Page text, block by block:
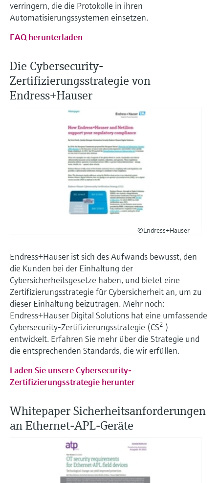
verringern, die die Protokolle in ihren
Automatisierungssystemen einsetzen.
FAQ herunterladen
Die Cybersecurity-
Zertifizierungsstrategie von
Endress+Hauser
©Endress+Hauser
Endress+Hauser ist sich des Aufwands bewusst, den
die Kunden bei der Einhaltung der
Cybersicherheitsgesetze haben, und bietet eine
Zertifizierungsstrategie für Cybersicherheit an, um zu
dieser Einhaltung beizutragen. Mehr noch:
Endress+Hauser Digital Solutions hat eine umfassende
Cybersecurity-Zertifizierungsstrategie (CS2 )
entwickelt. Erfahren Sie mehr über die Strategie und
die entsprechenden Standards, die wir erfüllen.
Laden Sie unsere Cybersecurity-
Zertifizierungsstrategie herunter
Whitepaper Sicherheitsanforderungen
an Ethernet-APL-Geräte